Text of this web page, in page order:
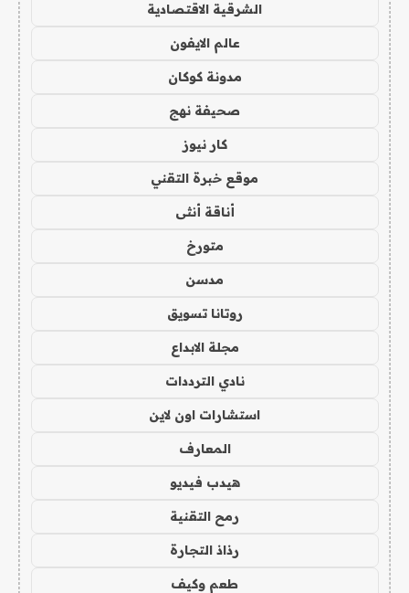
الشرقية الاقتصادية
عالم الايفون
مدونة كوكان
صحيفة نهج
كار نيوز
موقع خبرة التقني
أناقة أنثى
متورخ
مدسن
روتانا تسويق
مجلة الابداع
نادي الترددات
استشارات اون لاين
المعارف
هيدب فيديو
رمح التقنية
رذاذ التجارة
طعم وكيف